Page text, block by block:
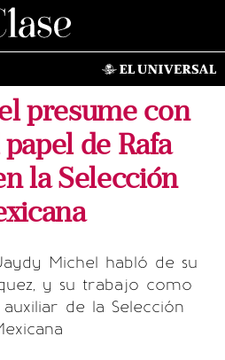
presume con
de Rafa
la Selección
Michel habló de su
y su trabajo como
de la Selección